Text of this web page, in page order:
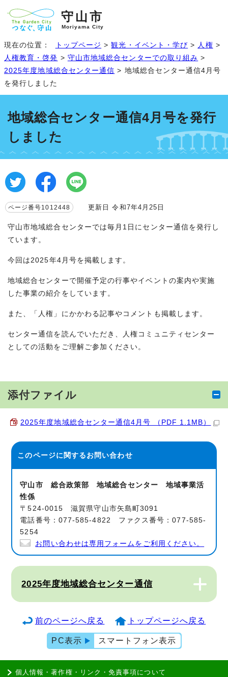
守山市
Moriyama City
現在の位置： トップページ >観光・イベント・学び > 人権 >
人権教育・啓発 > 守山市地域総合センターでの取り組み >
2025年度地域総合センター通信 > 地域総合センター通信4月号
を発行しました
地域総合センター通信4月号を発行
しました
ページ番号1012448 更新日 令和7年4月25日
守山市地域総合センターでは毎月1日にセンター通信を発行し
ています。
今回は2025年4月号を掲載します。
地域総合センターで開催予定の行事やイベントの案内や実施
した事業の紹介をしています。
また、「人権」にかかわる記事やコメントも掲載します。
センター通信を読んでいただき、人権コミュニティセンター
としての活動をご理解ご参加ください。
添付ファイル
2025年度地域総合センター通信4月号 （PDF 1.1MB）
このページに関するお問い合わせ
守山市 総合政策部 地域総合センター 地域事業活
性係
〒524-0015 滋賀県守山市矢島町3091
電話番号：077-585-4822 ファクス番号：077-585-
5254
お問い合わせは専用フォームをご利用ください。
2025年度地域総合センター通信
前のページへ戻る トップページへ戻る
PC表示 スマートフォン表示
個人情報・著作権・リンク・免責事項について